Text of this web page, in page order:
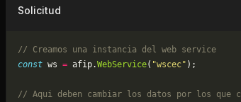
Solicitud
// Creamos una instancia del web service
const ws = afip.WebService( "wscec" );
// Aqui deben cambiar los datos por los que